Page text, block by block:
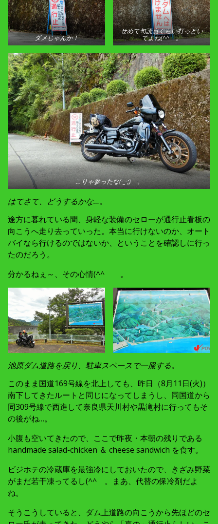
ダメじゃんか！
せめて句読点ぐらい打っとい
てよね(^^ゞ。
こりゃ参ったな(-_-;) 。
はてさて、どうするかな…。
途方に暮れている間、身軽な装備のセローが通行止看板の
向こうへ走り去っていった。本当に行けないのか、オート
バイなら行けるのではないか、ということを確認しに行っ
たのだろう。
分かるねぇ～、その心情(^^ゞ 。
池原ダム道路を戻り、駐車スペースで一服する。
このまま国道169号線を北上しても、昨日（8月11日(火)）
南下してきたルートと同じになってしまうし、同国道から
同309号線で西進して奈良県天川村や黒滝村に行ってもそ
の後がね…。
小腹も空いてきたので、ここで昨夜・本朝の残りである
handmade salad-chicken ＆ cheese sandwich を食す。
ビジホテの冷蔵庫を最強冷にしておいたので、きざみ野菜
がまだ若干凍ってるし(^^ゞ。まあ、代替の保冷剤だよ
ね。
そうこうしていると、ダム上道路の向こうから先ほどのセ